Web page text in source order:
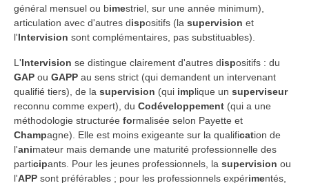
général mensuel ou bimestriel, sur une année minimum),
articulation avec d'autres dispositifs (la supervision et
l'Intervision sont complémentaires, pas substituables).
L'Intervision se distingue clairement d'autres dispositifs : du
GAP ou GAPP au sens strict (qui demandent un intervenant
qualifié tiers), de la supervision (qui implique un superviseur
reconnu comme expert), du Codéveloppement (qui a une
méthodologie structurée formalisée selon Payette et
Champagne). Elle est moins exigeante sur la qualification de
l'animateur mais demande une maturité professionnelle des
participants. Pour les jeunes professionnels, la supervision ou
l'APP sont préférables ; pour les professionnels expérimentés,